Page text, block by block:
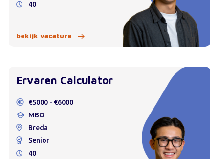
40
bekijk vacature
Ervaren Calculator
€5000 - €6000
MBO
Breda
Senior
40